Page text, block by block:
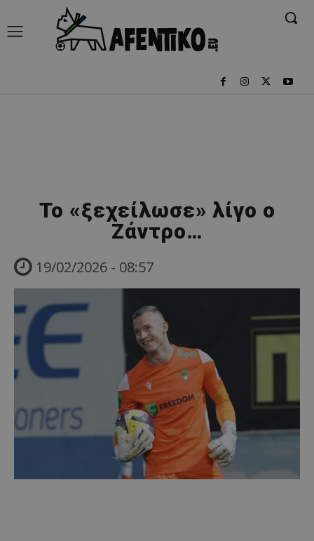
To «ξεχείλωσε» λίγο ο
Ζάντρο…
19/02/2026 - 08:57